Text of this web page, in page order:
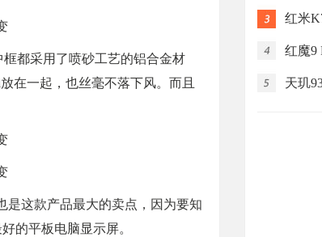
都采用了喷砂工艺的铝合金材
在一起，也丝毫不落下风。而且
是这款产品最大的卖点，因为要知
的平板电脑显示屏。
红米
红米
红魔9
天玑